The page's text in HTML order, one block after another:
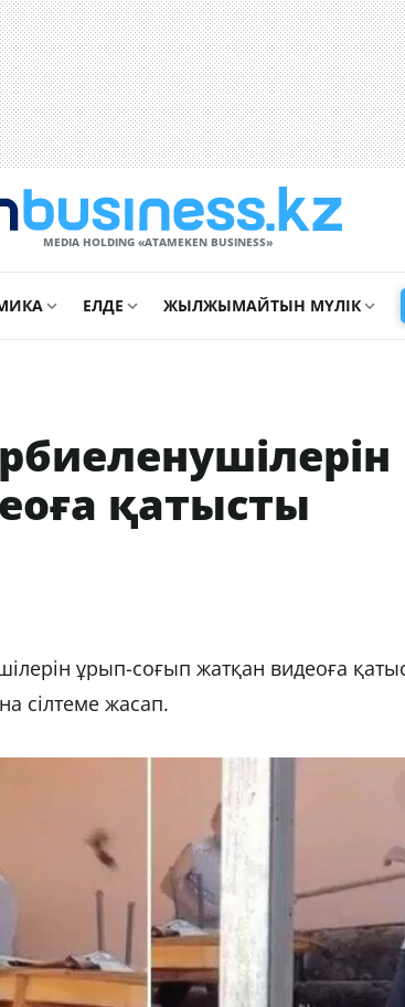
MEDIA HOLDING «ATAMEKЕN BUSINESS»
ЕЛДЕ ЖЫЛЖЫМАЙТЫН МҮЛІК
қатысты
ұрып-соғып жатқан видеоға
сілтеме жасап.